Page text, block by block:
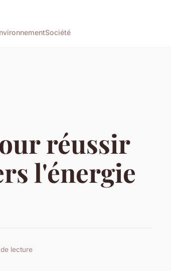
Société
réussir
l'énergie
lecture